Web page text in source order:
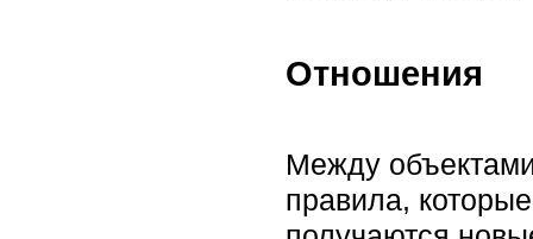
Отношения
Между
правила,